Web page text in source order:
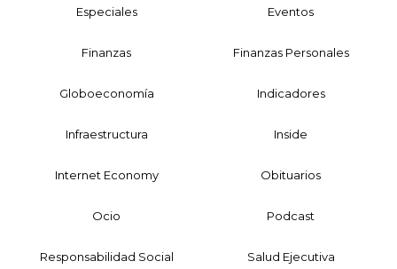
Especiales Eventos
Finanzas Finanzas Personales
Globoeconomía Indicadores
Infraestructura Inside
Internet Economy Obituarios
Ocio Podcast
Responsabilidad Social Salud Ejecutiva